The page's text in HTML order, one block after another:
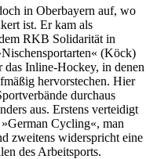
in Oberbayern auf, wo
ist. Er kam als
RKB Solidarität in
(Köck)
Inline-Hockey, in denen
hervorstechen. Hier
durchaus
aus. Erstens verteidigt
Cycling«, man
zweitens widerspricht eine
des Arbeitsports.